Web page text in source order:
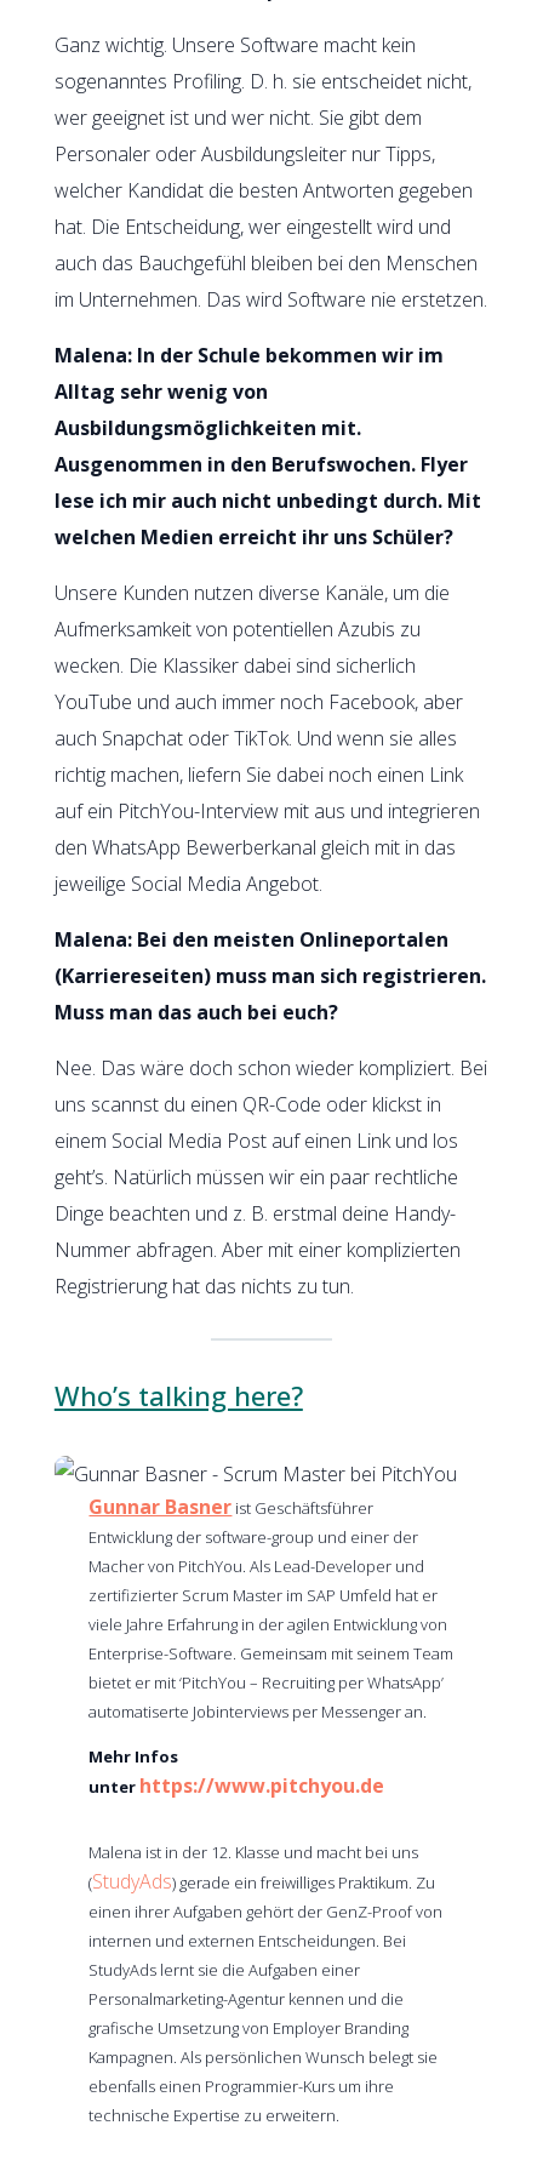
Ganz wichtig. Unsere Software macht kein
sogenanntes Profiling. D. h. sie entscheidet nicht,
wer geeignet ist und wer nicht. Sie gibt dem
Personaler oder Ausbildungsleiter nur Tipps,
welcher Kandidat die besten Antworten gegeben
hat. Die Entscheidung, wer eingestellt wird und
auch das Bauchgefühl bleiben bei den Menschen
im Unternehmen. Das wird Software nie erstetzen.
Malena: In der Schule bekommen wir im
Alltag sehr wenig von
Ausbildungsmöglichkeiten mit.
Ausgenommen in den Berufswochen. Flyer
lese ich mir auch nicht unbedingt durch. Mit
welchen Medien erreicht ihr uns Schüler?
Unsere Kunden nutzen diverse Kanäle, um die
Aufmerksamkeit von potentiellen Azubis zu
wecken. Die Klassiker dabei sind sicherlich
YouTube und auch immer noch Facebook, aber
auch Snapchat oder TikTok. Und wenn sie alles
richtig machen, liefern Sie dabei noch einen Link
auf ein PitchYou-Interview mit aus und integrieren
den WhatsApp Bewerberkanal gleich mit in das
jeweilige Social Media Angebot.
Malena: Bei den meisten Onlineportalen
(Karriereseiten) muss man sich registrieren.
Muss man das auch bei euch?
Nee. Das wäre doch schon wieder kompliziert. Bei
uns scannst du einen QR-Code oder klickst in
einem Social Media Post auf einen Link und los
geht’s. Natürlich müssen wir ein paar rechtliche
Dinge beachten und z. B. erstmal deine Handy-
Nummer abfragen. Aber mit einer komplizierten
Registrierung hat das nichts zu tun.
Who’s talking here?
Gunnar Basner ist Geschäftsführer
Entwicklung der software-group und einer der
Macher von PitchYou. Als Lead-Developer und
zertifizierter Scrum Master im SAP Umfeld hat er
viele Jahre Erfahrung in der agilen Entwicklung von
Enterprise-Software. Gemeinsam mit seinem Team
bietet er mit ‘PitchYou – Recruiting per WhatsApp’
automatiserte Jobinterviews per Messenger an.
Mehr Infos
unter https://www.pitchyou.de
Malena ist in der 12. Klasse und macht bei uns
(StudyAds) gerade ein freiwilliges Praktikum. Zu
einen ihrer Aufgaben gehört der GenZ-Proof von
internen und externen Entscheidungen. Bei
StudyAds lernt sie die Aufgaben einer
Personalmarketing-Agentur kennen und die
grafische Umsetzung von Employer Branding
Kampagnen. Als persönlichen Wunsch belegt sie
ebenfalls einen Programmier-Kurs um ihre
technische Expertise zu erweitern.